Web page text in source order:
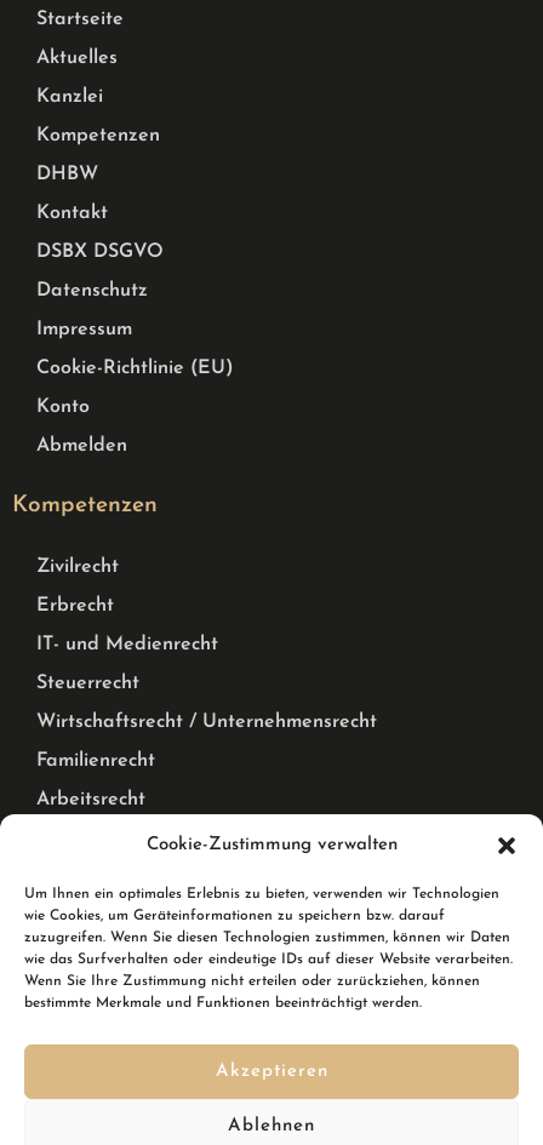
Cookie-Zustimmung verwalten
Um Ihnen ein optimales Erlebnis zu bieten, verwenden wir Technologien
wie Cookies, um Geräteinformationen zu speichern bzw. darauf
zuzugreifen. Wenn Sie diesen Technologien zustimmen, können wir Daten
wie das Surfverhalten oder eindeutige IDs auf dieser Website verarbeiten.
Wenn Sie Ihre Zustimmung nicht erteilen oder zurückziehen, können
bestimmte Merkmale und Funktionen beeinträchtigt werden.
Akzeptieren
Ablehnen
Startseite
Aktuelles
Kanzlei
Kompetenzen
DHBW
Kontakt
DSBX DSGVO
Datenschutz
Impressum
Cookie-Richtlinie (EU)
Konto
Abmelden
Kompetenzen
Zivilrecht
Erbrecht
IT- und Medienrecht
Steuerrecht
Wirtschaftsrecht / Unternehmensrecht
Familienrecht
Arbeitsrecht
Mietrecht Privat und Gewerblich, WEG Recht
Karlsruhe & Rheinstetten
Wir sind Ihre Rechtsanwälte in Karlsruhe und in
Breslauer Straße 10.
Kennen Sie schon denDSGVO Ninja? Ihre Softwarelösung,
um im Handumdrehen die DSGVO zu erfüllen inkl.